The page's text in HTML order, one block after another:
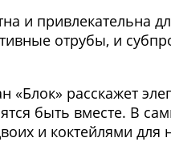
и привлекательна
отрубы, и
«Блок» расскажет
быть вместе. В
и коктейлями для